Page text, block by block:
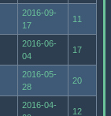
2016-09-
17
11
2016-06-
04
17
2016-05-
28
20
2016-04-
12